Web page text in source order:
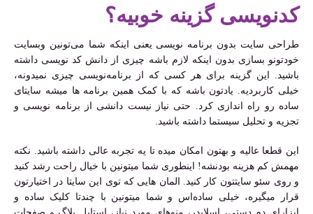
کدنویسی گزینه خوبیه؟
طراحی سایت بدون برنامه نویسی یعنی اینکه شما می‌تونین وبسایت
خودتونو بسازی بدون اینکه لازم باشه چیزی از دانش کد نویسی داشته
باشید. این گزینه برای هر کسی که از برنامه‌نویسی چیزی نمیدونه،
خیلی کاربردیه. یادتون باشه که با کمک همین برنامه ها میشه سایتای
ساده رو راه اندازی کرد. حتی نیاز نیست دانشی از برنامه نویسی و
تجزیه و تحلیل سیستما داشته باشید.
این قطعا عالیه و بهتون امکان میده تا یه تجربه عالی داشته باشید. نکته
مهمش کم هزینه بودنشه! اینطوری شما میتونین با خیال راحت رشد کنید
و روی سئو سایتتون کار کنید. المان هایی که توی این سایتا در اختیارتون
قرار میگیره، خیلی ساده‌اس و شما میتونین با چندتا کلیک ساده و